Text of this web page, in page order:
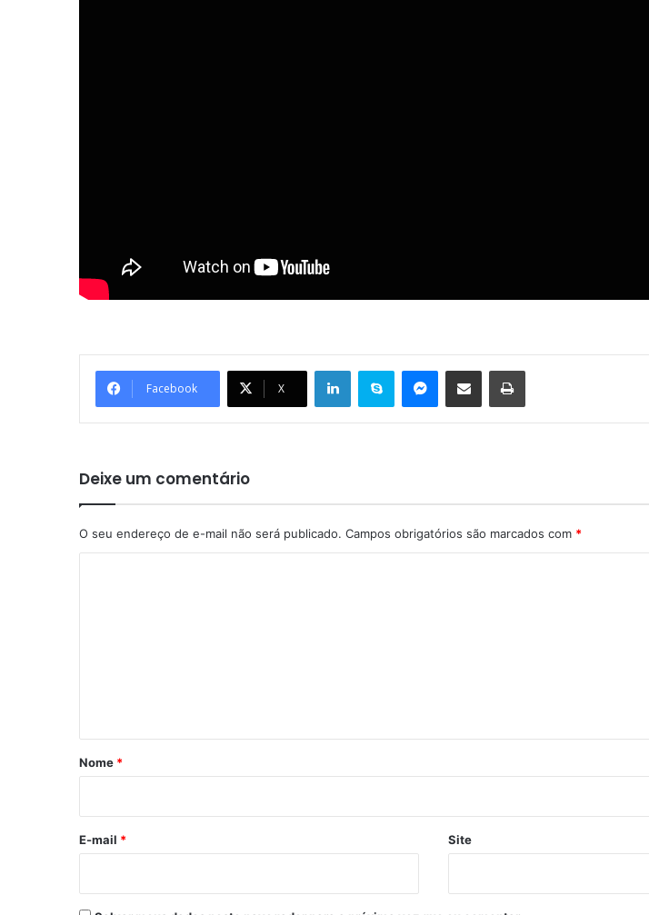
Facebook X
Deixe um comentário
O seu endereço de e-mail não será publicado. Campos obrigatórios são marcados com *
r
*
Nome *
E-mail * Site